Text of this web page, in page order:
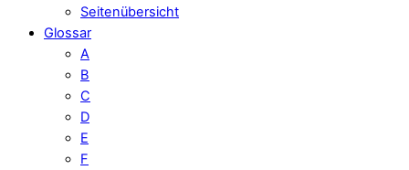
Seitenübersicht
Glossar
A
B
C
D
E
F